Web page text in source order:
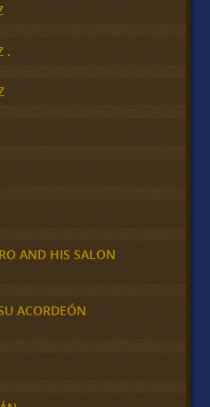
.
AND HIS SALON
ACORDEÓN